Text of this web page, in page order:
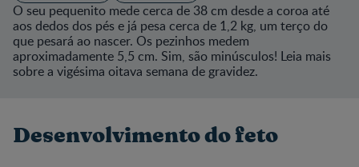
O seu pequenito mede cerca de 38 cm desde a coroa até
aos dedos dos pés e já pesa cerca de 1,2 kg, um terço do
que pesará ao nascer. Os pezinhos medem
aproximadamente 5,5 cm. Sim, são minúsculos! Leia mais
sobre a vigésima oitava semana de gravidez.
Desenvolvimento do feto